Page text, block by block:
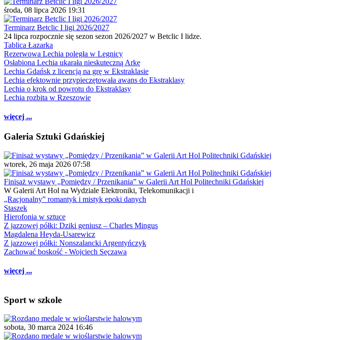
środa, 08 lipca 2026 19:31
Terminarz Betclic I ligi 2026/2027
24 lipca rozpocznie się sezon sezon 2026/2027 w Betclic I lidze.
Tablica Łazarka
Rezerwowa Lechia poległa w Legnicy
Osłabiona Lechia ukarała nieskuteczną Arkę
Lechia Gdańsk z licencją na grę w Ekstraklasie
Lechia efektownie przypieczętowała awans do Ekstraklasy
Lechia o krok od powrotu do Ekstraklasy
Lechia rozbita w Rzeszowie
więcej ...
Galeria Sztuki Gdańskiej
wtorek, 26 maja 2026 07:58
Finisaż wystawy „Pomiędzy / Przenikania” w Galerii Art Hol Politechniki Gdańskiej
W Galerii Art Hol na Wydziale Elektroniki, Telekomunikacji i
„Racjonalny” romantyk i mistyk epoki danych
Staszek
Hierofonia w sztuce
Z jazzowej półki: Dziki geniusz – Charles Mingus
Magdalena Heyda-Usarewicz
Z jazzowej półki: Nonszalancki Argentyńczyk
Zachować boskość - Wojciech Sęczawa
więcej ...
Sport w szkole
sobota, 30 marca 2024 16:46